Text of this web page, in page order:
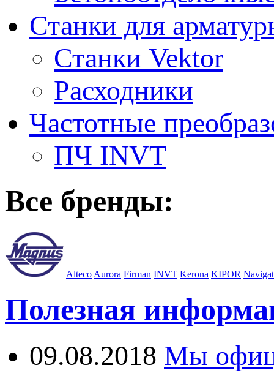
Станки для
Станки Vektor
Расходники
Частотные
ПЧ INVT
Все бренды:
Alteco Aurora Firman INVT Kerona KIPOR
Полезная
09.08.2018 Мы